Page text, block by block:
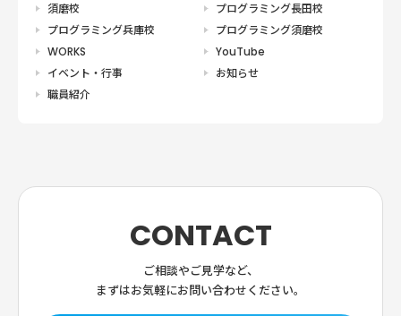
須磨校
プログラミング長田校
プログラミング兵庫校
プログラミング須磨校
WORKS
YouTube
イベント・行事
お知らせ
職員紹介
CONTACT
ご相談やご見学など、
まずはお気軽にお問い合わせください。